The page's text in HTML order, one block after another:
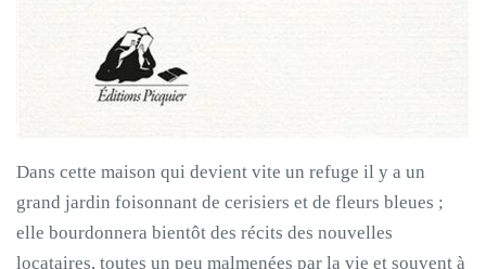
Dans cette maison qui devient vite un refuge il y a un
grand jardin foisonnant de cerisiers et de fleurs bleues ;
elle bourdonnera bientôt des récits des nouvelles
locataires, toutes un peu malmenées par la vie et souvent à